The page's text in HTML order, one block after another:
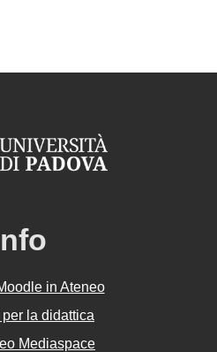
in Ateneo
la didattica
Mediaspace